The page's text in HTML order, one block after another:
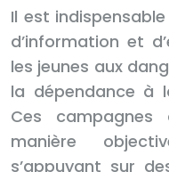
Il est
d’information et
les jeunes aux
la dépendance à
Ces
manière
s’appuyant sur